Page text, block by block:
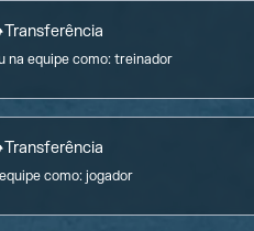
Transferência
na equipe como:treinador
Transferência
como:jogador